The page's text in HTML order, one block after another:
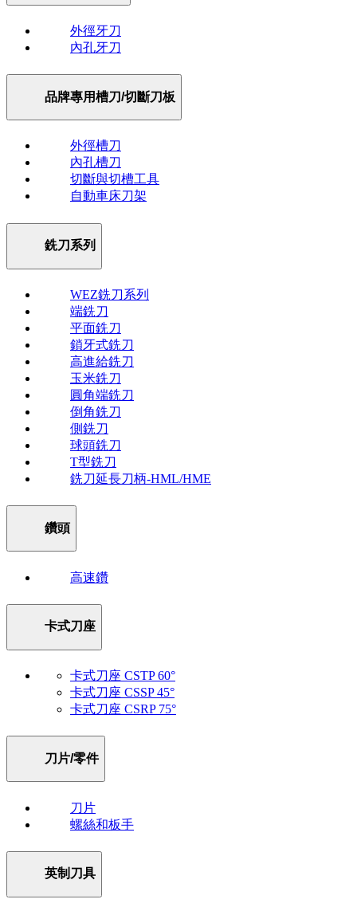
外徑牙刀
內孔牙刀
品牌專用槽刀/切斷刀板
外徑槽刀
內孔槽刀
切斷與切槽工具
自動車床刀架
銑刀系列
WEZ銑刀系列
端銑刀
平面銑刀
鎖牙式銑刀
高進給銑刀
玉米銑刀
圓角端銑刀
倒角銑刀
側銑刀
球頭銑刀
T型銑刀
銑刀延長刀柄-HML/HME
鑽頭
高速鑽
卡式刀座
卡式刀座 CSTP 60°
卡式刀座 CSSP 45°
卡式刀座 CSRP 75°
刀片/零件
刀片
螺絲和板手
英制刀具